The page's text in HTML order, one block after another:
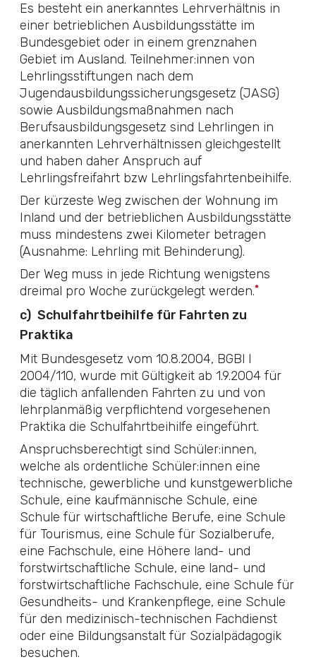
Es besteht ein anerkanntes Lehrverhältnis in
einer betrieblichen Ausbildungsstätte im
Bundesgebiet oder in einem grenznahen
Gebiet im Ausland. Teilnehmer:innen von
Lehrlingsstiftungen nach dem
Jugendausbildungssicherungsgesetz (JASG)
sowie Ausbildungsmaßnahmen nach
Berufsausbildungsgesetz sind Lehrlingen in
anerkannten Lehrverhältnissen gleichgestellt
und haben daher Anspruch auf
Lehrlingsfreifahrt bzw Lehrlingsfahrtenbeihilfe.
Der kürzeste Weg zwischen der Wohnung im
Inland und der betrieblichen Ausbildungsstätte
muss mindestens zwei Kilometer betragen
(Ausnahme: Lehrling mit Behinderung).
Der Weg muss in jede Richtung wenigstens
dreimal pro Woche zurückgelegt werden.*
c) Schulfahrtbeihilfe für Fahrten zu
Praktika
Mit Bundesgesetz vom 10.8.2004, BGBl I
2004/110, wurde mit Gültigkeit ab 1.9.2004 für
die täglich anfallenden Fahrten zu und von
lehrplanmäßig verpflichtend vorgesehenen
Praktika die Schulfahrtbeihilfe eingeführt.
Anspruchsberechtigt sind Schüler:innen,
welche als ordentliche Schüler:innen eine
technische, gewerbliche und kunstgewerbliche
Schule, eine kaufmännische Schule, eine
Schule für wirtschaftliche Berufe, eine Schule
für Tourismus, eine Schule für Sozialberufe,
eine Fachschule, eine Höhere land- und
forstwirtschaftliche Schule, eine land- und
forstwirtschaftliche Fachschule, eine Schule für
Gesundheits- und Krankenpflege, eine Schule
für den medizinisch-technischen Fachdienst
oder eine Bildungsanstalt für Sozialpädagogik
besuchen.